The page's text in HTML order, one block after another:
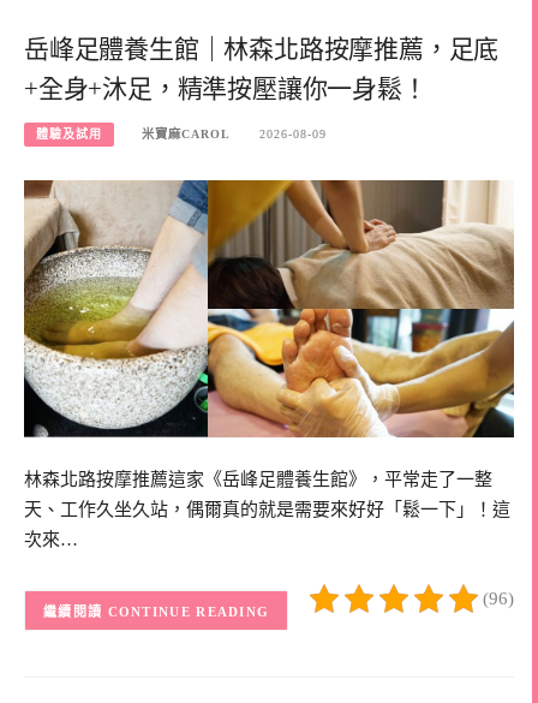
岳峰足體養生館｜林森北路按摩推薦，足底
+全身+沐足，精準按壓讓你一身鬆！
體驗及試用 米寶麻CAROL 2026-08-09
林森北路按摩推薦這家《岳峰足體養生館》，平常走了一整
天、工作久坐久站，偶爾真的就是需要來好好「鬆一下」！這
次來…
(96)
CONTINUE READING